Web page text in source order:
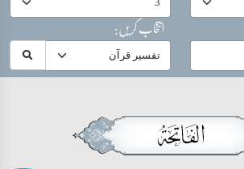
انتخاب کریں: